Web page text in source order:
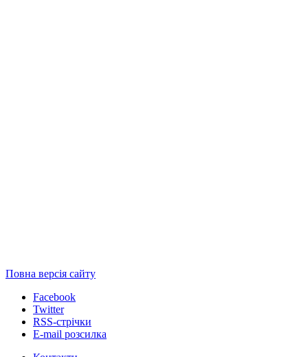
Повна версія сайту
Facebook
Twitter
RSS-стрічки
E-mail розсилка